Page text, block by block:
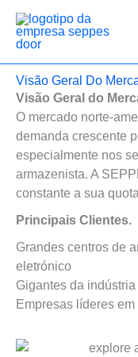
para
conteúdo
Visão Geral Do
Visão Geral do
O mercado norte-
demanda crescente
especialmente nos
armazenista. A
constante a sua
Principais Clientes.
Grandes centros de
eletrónico
Gigantes da
Empresas líderes